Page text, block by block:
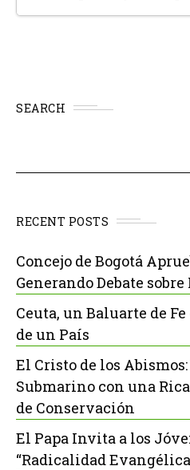
SEARCH
RECENT POSTS
Concejo de Bogotá
Generando Debate
Ceuta, un Baluarte de
de un País
El Cristo de los
Submarino con una
de Conservación
El Papa Invita a los
“Radicalidad